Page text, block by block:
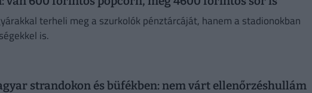
terheli meg a szurkolók pénztárcáját, hanem a stadionokban
is.
strandokon és büfékben: nem várt ellenőrzéshullám